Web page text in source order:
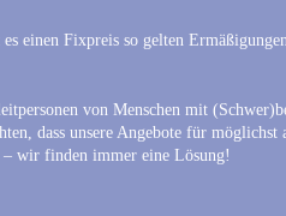
einen Fixpreis so gelten
von Menschen mit
dass unsere Angebote für
– wir finden immer eine Lösung!